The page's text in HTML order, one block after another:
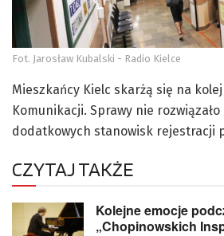
Fot. Jarosław Kubalski - Radio Kielce
Mieszkańcy Kielc skarżą się na
Komunikacji. Sprawy nie
dodatkowych stanowisk rejestracji
CZYTAJ TAKŻE
Kolejne emocje
„Chopinowskich